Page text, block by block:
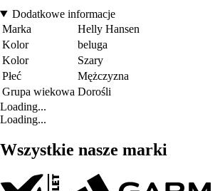
Dodatkowe informacje
Marka
Helly Hansen
Kolor
beluga
Kolor
Szary
Płeć
Mężczyzna
Grupa wiekowa Dorośli
Loading...
Loading...
Wszystkie nasze marki